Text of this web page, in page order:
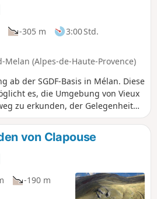
-305 m
3:00 Std.
Melan (Alpes-de-Haute-Provence)
ab der SGDF-Basis in Mélan. Diese
es, die Umgebung von Vieux
zu erkunden, der Gelegenheit
bietet.Achtung: An einigen
geschlossen werden. Eine
auf dem Friedhof in der Nähe
auf dem DFCI-Weg verläuft
Schatten auf dem Waldweg.
von Clapouse
-190 m